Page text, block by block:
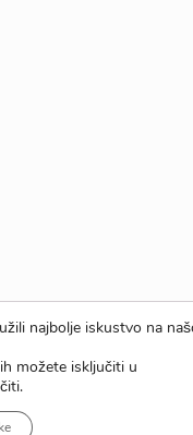
najbolje iskustvo na
možete isključiti u